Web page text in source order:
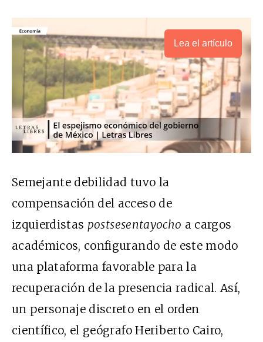
Lea el artículo
Semejante debilidad tuvo la
compensación del acceso de
izquierdistas postsesentayocho a cargos
académicos, configurando de este modo
una plataforma favorable para la
recuperación de la presencia radical. Así,
un personaje discreto en el orden
científico, el geógrafo Heriberto Cairo,